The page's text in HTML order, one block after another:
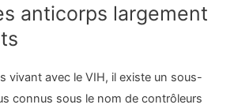
anticorps largement
vivant avec le VIH, il existe un sous-
connus sous le nom de contrôleurs